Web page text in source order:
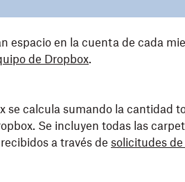
espacio en la cuenta de cada
de Dropbox.
se calcula sumando la cantidad
Se incluyen todas las
a través de solicitudes